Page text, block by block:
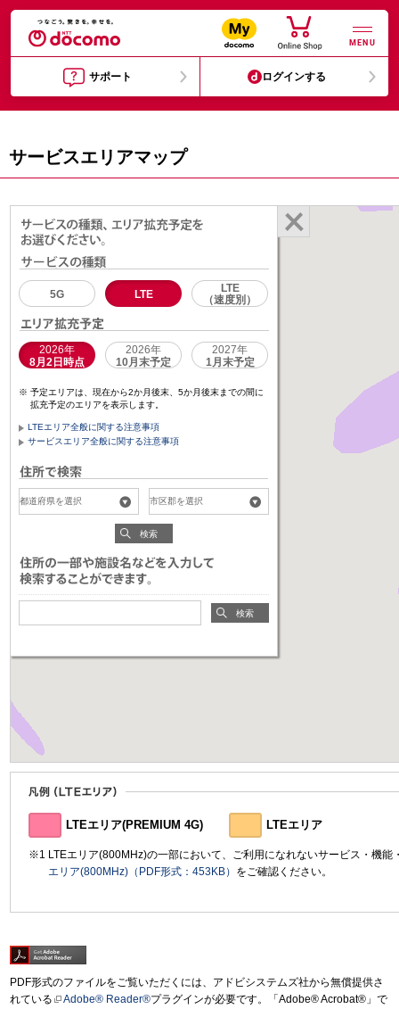
MENU
サポート ログインする
サービスエリアマップ
5G LTE
LTE
（速度別）
2026年
8月2日時点
2026年
10月末予定
2027年
1月末予定
予定エリアは、現在から2か月後末、5か月後末までの間に
拡充予定のエリアを表示します。
LTEエリア全般に関する注意事項
サービスエリア全般に関する注意事項
検索
検索
LTEエリア(PREMIUM 4G) LTEエリア
LTEエリア(800MHz)の一部において、ご利用になれないサービス・機能
エリア(800MHz)（PDF形式：453KB） をご確認ください。
PDF形式のファイルをご覧いただくには、アドビシステムズ社から無償提供さ
れている
Adobe® Reader®プラグインが必要です。「Adobe® Acrobat®」で